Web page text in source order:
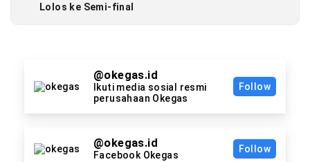
Lolos ke Semi-final
@okegas.id
Ikuti media sosial resmi
perusahaan Okegas
Follow
@okegas.id
Facebook Okegas
Follow